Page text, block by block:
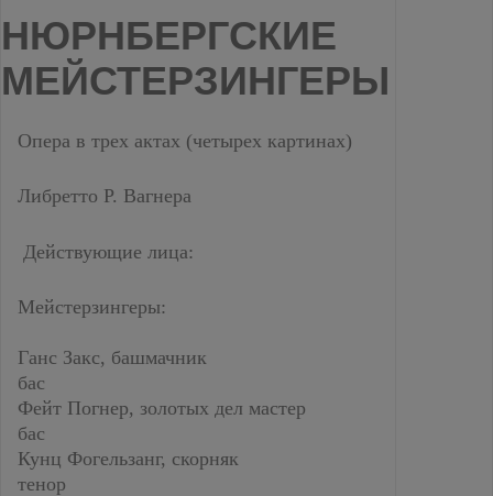
НЮРНБЕРГСКИЕ
МЕЙСТЕРЗИНГЕРЫ
Опера в трех актах (четырех картинах)
Либретто Р. Вагнера
Действующие лица:
Мейстерзингеры:
Ганс Закс, башмачник
бас
Фейт Погнер, золотых дел мастер
бас
Кунц Фогельзанг, скорняк
тенор